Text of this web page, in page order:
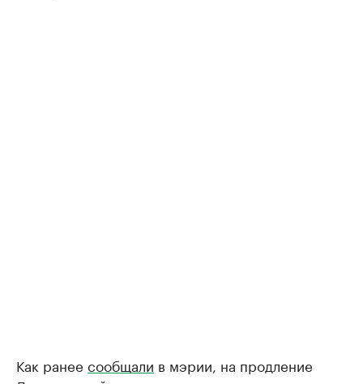
Как ранее сообщали в мэрии, на продление